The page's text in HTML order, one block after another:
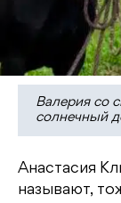
Валерия со
солнечный
Анастасия
называют,